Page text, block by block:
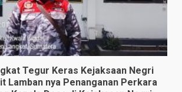
Tegur Keras Kejaksaan Negri
Lamban nya Penanganan Perkara